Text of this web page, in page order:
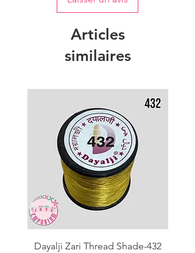
Articles
similaires
Dayalji Zari Thread Shade-432